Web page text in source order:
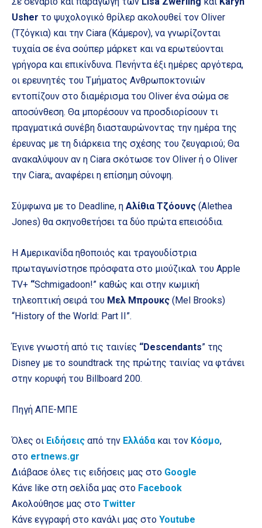
Usher το ψυχολογικό θρίλερ ακολουθεί τον Oliver
(Τζόγκια) και την Ciara (Κάμερον), να γνωρίζονται
τυχαία σε ένα σούπερ μάρκετ και να ερωτεύονται
γρήγορα και επικίνδυνα. Πενήντα έξι ημέρες αργότερα,
οι ερευνητές του Τμήματος Ανθρωποκτονιών
εντοπίζουν στο διαμέρισμα του Oliver ένα σώμα σε
αποσύνθεση. Θα μπορέσουν να προσδιορίσουν τι
πραγματικά συνέβη διασταυρώνοντας την ημέρα της
έρευνας με τη διάρκεια της σχέσης του ζευγαριού; Θα
ανακαλύψουν αν η Ciara σκότωσε τον Oliver ή ο Oliver
την Ciara;, αναφέρει η επίσημη σύνοψη.
Σύμφωνα με το Deadline, η Αλίθια Τζόουνς (Alethea
Jones) θα σκηνοθετήσει τα δύο πρώτα επεισόδια.
Η Αμερικανίδα ηθοποιός και τραγουδίστρια
πρωταγωνίστησε πρόσφατα στo μιούζικαλ του Apple
TV+ “Schmigadoon!” καθώς και στην κωμική
τηλεοπτική σειρά του Μελ Μπρουκς (Mel Brooks)
“History of the World: Part II”.
Έγινε γνωστή από τις ταινίες “Descendants” της
Disney με το soundtrack της πρώτης ταινίας να φτάνει
στην κορυφή του Billboard 200.
Πηγή ΑΠΕ-ΜΠΕ
Όλες οι Ειδήσεις από την Ελλάδακαι τον Κόσμο,
στο ertnews.gr
Διάβασε όλες τις ειδήσεις μας στο Google
Κάνε like στη σελίδα μας στο Facebook
Ακολούθησε μας στο Twitter
Κάνε εγγραφή στο κανάλι μας στο Youtube